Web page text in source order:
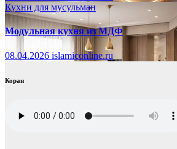
Кухни для мусульман
Модульная кухня из МДФ
08.04.2026 islamiconline.ru
Коран